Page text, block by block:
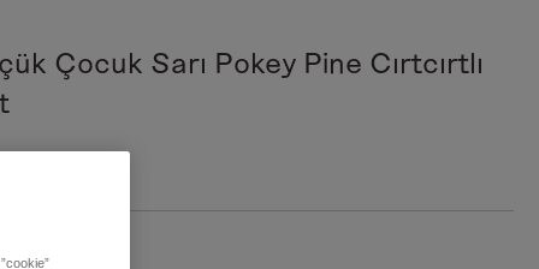
Çocuk Sarı Pokey Pine Cırtcırtlı